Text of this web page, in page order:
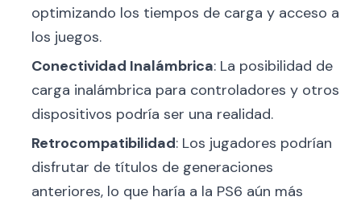
optimizando los tiempos de carga y acceso a
los juegos.
Conectividad Inalámbrica: La posibilidad de
carga inalámbrica para controladores y otros
dispositivos podría ser una realidad.
Retrocompatibilidad: Los jugadores podrían
disfrutar de títulos de generaciones
anteriores, lo que haría a la PS6 aún más